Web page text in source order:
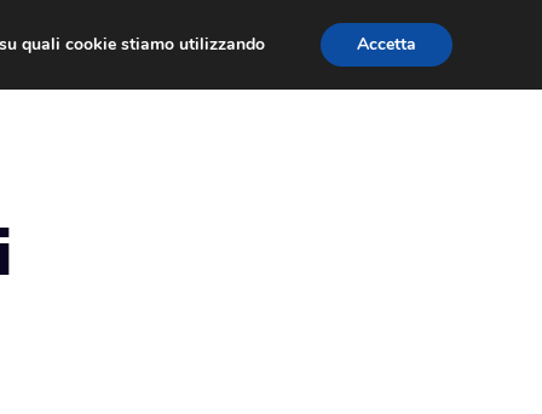
quali cookie stiamo utilizzando Accetta